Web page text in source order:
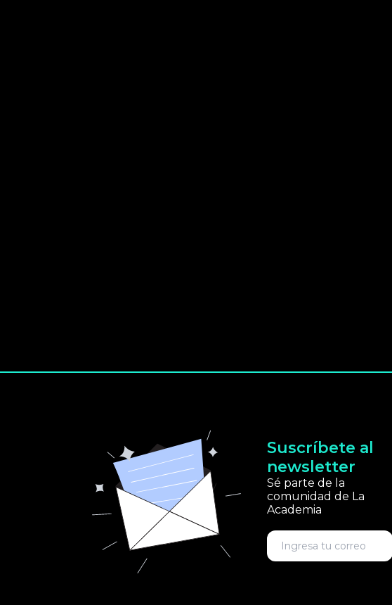
Suscríbete al
newsletter
Sé parte de la
comunidad de La
Academia